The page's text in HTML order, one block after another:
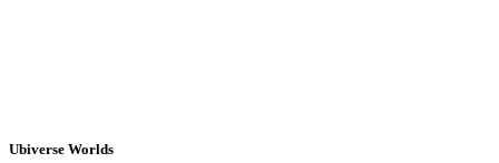
Ubiverse Worlds